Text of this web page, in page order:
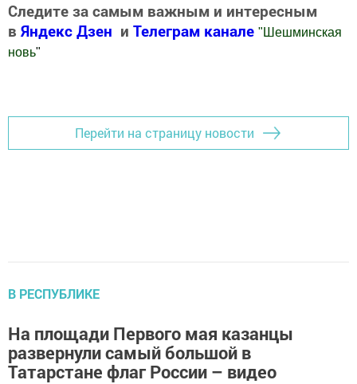
Следите за самым важным и интересным
в Яндекс Дзен и Телеграм канале " Шешминская
новь"
Перейти на страницу новости
В РЕСПУБЛИКЕ
На площади Первого мая казанцы
развернули самый большой в
Татарстане флаг России – видео